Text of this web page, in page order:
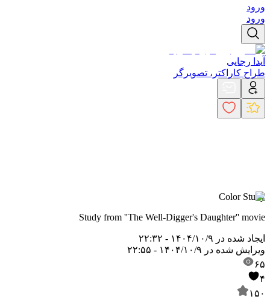
ورود
ورود
آیدا رجایی
طراح کاراکتر، تصویرگر
Color Study
Study from ''The Well-Digger's Daughter'' movie
ایجاد شده در ۱۴۰۴/۱۰/۹ - ۲۲:۳۲
ویرایش شده در ۱۴۰۴/۱۰/۹ - ۲۲:۵۵
۶۵
۴
۱۵۰